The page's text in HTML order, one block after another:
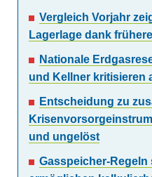
Vergleich Vorjahr
Lagerlage dank
Nationale
und Kellner kritisieren
Entscheidung zu
und ungelöst
Gasspeicher-Regeln